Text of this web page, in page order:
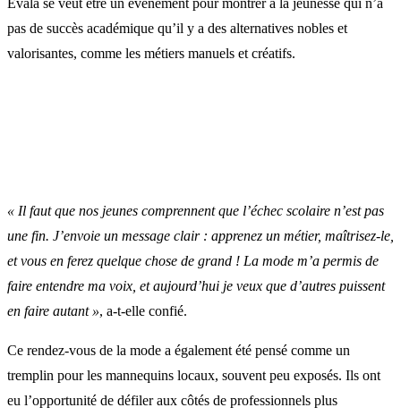
pas de succès académique qu’il y a des alternatives nobles et
valorisantes, comme les métiers manuels et créatifs.
« Il faut que nos jeunes comprennent que l’échec scolaire n’est pas
une fin. J’envoie un message clair : apprenez un métier, maîtrisez-le,
et vous en ferez quelque chose de grand ! La mode m’a permis de
faire entendre ma voix, et aujourd’hui je veux que d’autres puissent
en faire autant », a-t-elle confié.
Ce rendez-vous de la mode a également été pensé comme un
tremplin pour les mannequins locaux, souvent peu exposés. Ils ont
eu l’opportunité de défiler aux côtés de professionnels plus